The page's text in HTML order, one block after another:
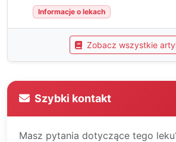
Informacje o lekach
Zobacz wszystkie
Szybki kontakt
Masz pytania dotyczące tego